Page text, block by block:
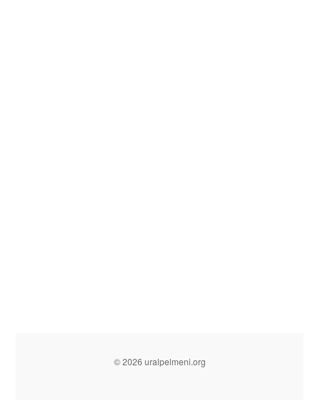
© 2026 uralpelmeni.org